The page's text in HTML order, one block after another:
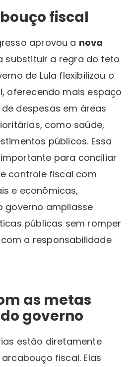
fiscal
aprovou a nova
substituir a regra do teto
de Lula flexibilizou o
oferecendo mais espaço
despesas em áreas
como saúde,
públicos. Essa
para conciliar
controle fiscal com
e econômicas,
governo ampliasse
públicas sem romper
a responsabilidade
as metas
governo
estão diretamente
fiscal. Elas